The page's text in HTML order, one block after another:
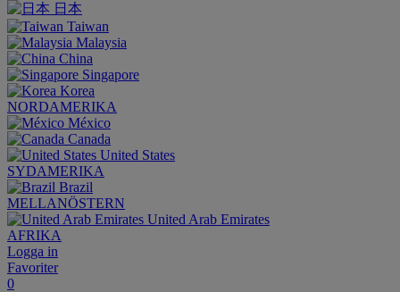
日本
Taiwan
Malaysia
China
Singapore
Korea
NORDAMERIKA
México
Canada
United States
SYDAMERIKA
Brazil
MELLANÖSTERN
United Arab Emirates
AFRIKA
Logga in
Favoriter
0